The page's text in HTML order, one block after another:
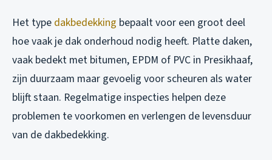
Het type dakbedekking bepaalt voor een groot deel
hoe vaak je dak onderhoud nodig heeft. Platte daken,
vaak bedekt met bitumen, EPDM of PVC in Presikhaaf,
zijn duurzaam maar gevoelig voor scheuren als water
blijft staan. Regelmatige inspecties helpen deze
problemen te voorkomen en verlengen de levensduur
van de dakbedekking.